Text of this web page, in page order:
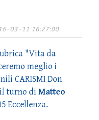
03-11 16:27:00
"Vita da
meglio i
CARISMI Don
turno di Matteo
Eccellenza.